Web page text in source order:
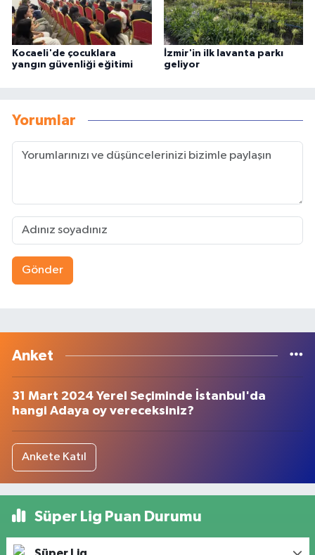
Kocaeli'de çocuklara
yangın güvenliği eğitimi
İzmir'in ilk lavanta parkı
geliyor
Yorumlar
Gönder
Anket
31 Mart 2024 Yerel Seçiminde İstanbul'da
hangi Adaya oy vereceksiniz?
Ankete Katıl
Süper Lig Puan Durumu